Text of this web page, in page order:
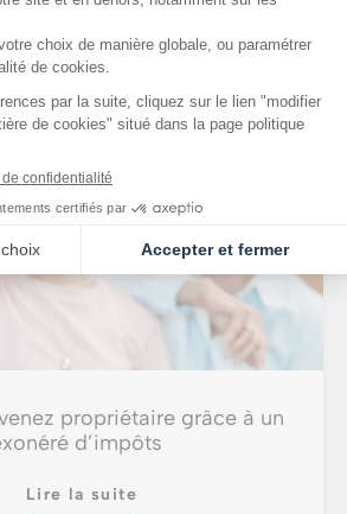
actualités
propriétaire grâce à un
d’impôts
Lire la suite